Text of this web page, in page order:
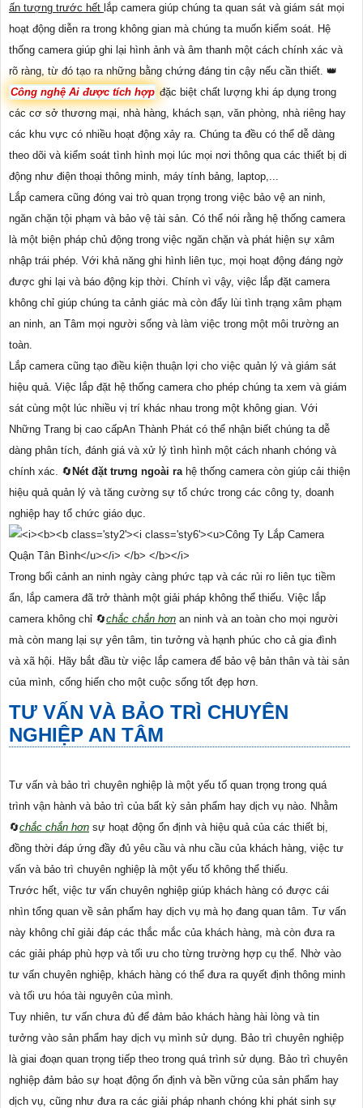
ấn tượng trước hết lắp camera giúp chúng ta quan sát và giám sát mọi
hoạt động diễn ra trong không gian mà chúng ta muốn kiểm soát. Hệ
thống camera giúp ghi lại hình ảnh và âm thanh một cách chính xác và
rõ ràng, từ đó tạo ra những bằng chứng đáng tin cậy nếu cần thiết. 👑
Công nghệ Ai được tích hợp đặc biệt chất lượng khi áp dụng trong
các cơ sở thương mại, nhà hàng, khách sạn, văn phòng, nhà riêng hay
các khu vực có nhiều hoạt động xảy ra. Chúng ta đều có thể dễ dàng
theo dõi và kiểm soát tình hình mọi lúc mọi nơi thông qua các thiết bị di
động như điện thoại thông minh, máy tính bảng, laptop,...
Lắp camera cũng đóng vai trò quan trọng trong việc bảo vệ an ninh,
ngăn chặn tội phạm và bảo vệ tài sản. Có thể nói rằng hệ thống camera
là một biện pháp chủ động trong việc ngăn chặn và phát hiện sự xâm
nhập trái phép. Với khả năng ghi hình liên tục, mọi hoạt động đáng ngờ
được ghi lại và báo động kịp thời. Chính vì vậy, việc lắp đặt camera
không chỉ giúp chúng ta cảnh giác mà còn đẩy lùi tình trạng xâm phạm
an ninh, an Tâm mọi người sống và làm việc trong một môi trường an
toàn.
Lắp camera cũng tạo điều kiện thuận lợi cho việc quản lý và giám sát
hiệu quả. Việc lắp đặt hệ thống camera cho phép chúng ta xem và giám
sát cùng một lúc nhiều vị trí khác nhau trong một không gian. Với
Những Trang bị cao cấpAn Thành Phát có thể nhận biết chúng ta dễ
dàng phân tích, đánh giá và xử lý tình hình một cách nhanh chóng và
chính xác. 🔄 Nét đặt trưng ngoài ra hệ thống camera còn giúp cải thiện
hiệu quả quản lý và tăng cường sự tổ chức trong các công ty, doanh
nghiệp hay tổ chức giáo dục.
Trong bối cảnh an ninh ngày càng phức tạp và các rủi ro liên tục tiềm
ẩn, lắp camera đã trở thành một giải pháp không thể thiếu. Việc lắp
camera không chỉ 🔄chắc chắn hơn an ninh và an toàn cho mọi người
mà còn mang lại sự yên tâm, tin tưởng và hạnh phúc cho cả gia đình
và xã hội. Hãy bắt đầu từ việc lắp camera để bảo vệ bản thân và tài sản
của mình, cống hiến cho một cuộc sống tốt đẹp hơn.
TƯ VẤN VÀ BẢO TRÌ CHUYÊN
NGHIỆP AN TÂM
Tư vấn và bảo trì chuyên nghiệp là một yếu tố quan trọng trong quá
trình vận hành và bảo trì của bất kỳ sản phẩm hay dịch vụ nào. Nhằm
🔄chắc chắn hơn sự hoạt động ổn định và hiệu quả của các thiết bị,
đồng thời đáp ứng đầy đủ yêu cầu và nhu cầu của khách hàng, việc tư
vấn và bảo trì chuyên nghiệp là một yếu tố không thể thiếu.
Trước hết, việc tư vấn chuyên nghiệp giúp khách hàng có được cái
nhìn tổng quan về sản phẩm hay dịch vụ mà họ đang quan tâm. Tư vấn
này không chỉ giải đáp các thắc mắc của khách hàng, mà còn đưa ra
các giải pháp phù hợp và tối ưu cho từng trường hợp cụ thể. Nhờ vào
tư vấn chuyên nghiệp, khách hàng có thể đưa ra quyết định thông minh
và tối ưu hóa tài nguyên của mình.
Tuy nhiên, tư vấn chưa đủ để đảm bảo khách hàng hài lòng và tin
tưởng vào sản phẩm hay dịch vụ mình sử dụng. Bảo trì chuyên nghiệp
là giai đoạn quan trọng tiếp theo trong quá trình sử dụng. Bảo trì chuyên
nghiệp đảm bảo sự hoạt động ổn định và bền vững của sản phẩm hay
dịch vụ, cũng như đưa ra các giải pháp nhanh chóng khi phát sinh sự